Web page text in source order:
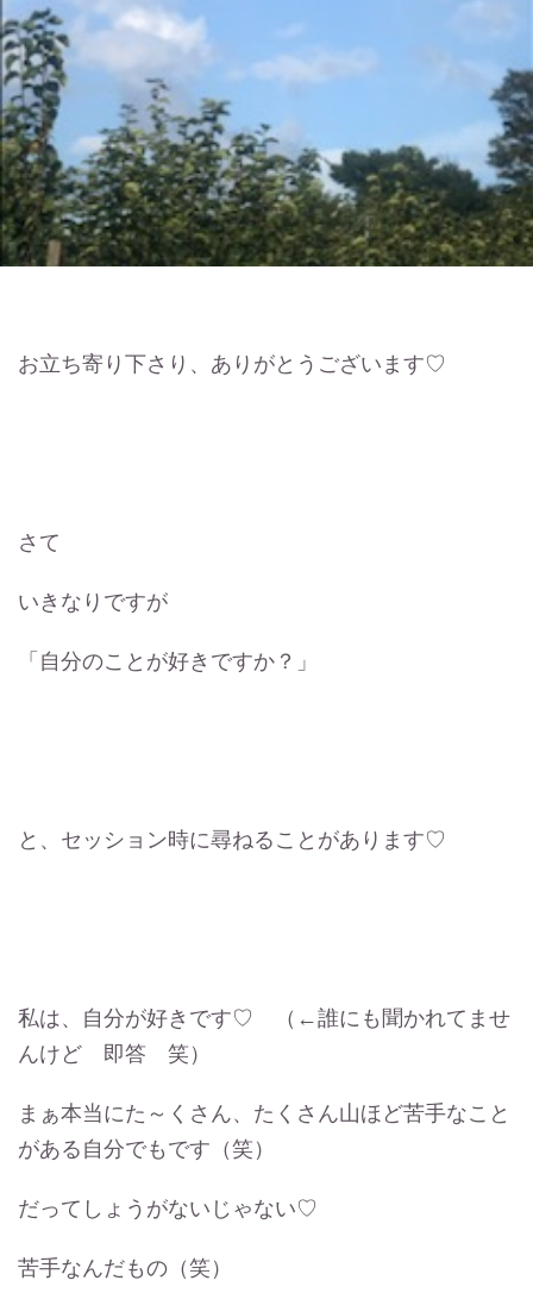
お立ち寄り下さり、ありがとうございます♡
さて
いきなりですが
「自分のことが好きですか？」
と、セッション時に尋ねることがあります♡
私は、自分が好きです♡ （←誰にも聞かれてませ
んけど 即答 笑）
まぁ本当にた～くさん、たくさん山ほど苦手なこと
がある自分でもです（笑）
だってしょうがないじゃない♡
苦手なんだもの（笑）